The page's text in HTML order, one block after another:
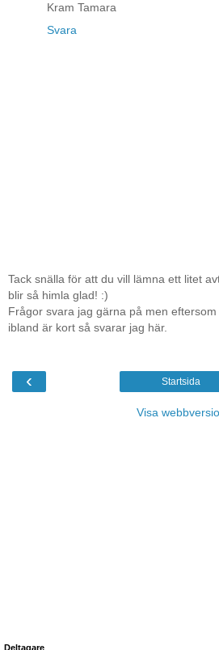
Kram Tamara
Svara
Tack snälla för att du vill lämna ett litet
blir så himla glad! :)
Frågor svara jag gärna på men
ibland är kort så svarar jag här.
‹ Startsida
Visa
Deltagare